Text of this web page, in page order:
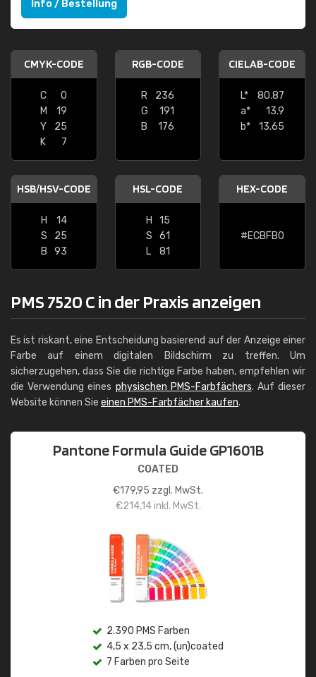
Info / Bestellung
CMYK-CODE
C
0
M
19
Y
25
K
7
RGB-CODE
R
236
G
191
B
176
CIELAB-CODE
L*
80.87
a*
13.9
b*
13.65
HSB/HSV-CODE
H
14
S
25
B
93
HSL-CODE
H
15
S
61
L
81
HEX-CODE
#ECBFB0
PMS 7520 C in der Praxis anzeigen
Es ist riskant, eine Entscheidung basierend auf der Anzeige einer
Farbe auf einem digitalen Bildschirm zu treffen. Um
sicherzugehen, dass Sie die richtige Farbe haben, empfehlen wir
die Verwendung eines physischen PMS-Farbfächers. Auf dieser
Website können Sie einen PMS-Farbfächer kaufen.
Pantone Formula Guide GP1601B
COATED
€179,95 zzgl. MwSt.
€214,14inkl. MwSt.
2.390 PMS Farben
4,5 x 23,5 cm, (un)coated
7 Farben pro Seite